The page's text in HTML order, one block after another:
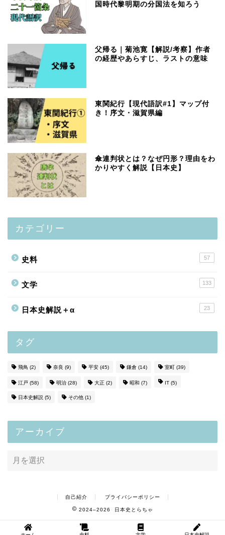
国時代黎明期の分国法を知ろう
父帰る｜菊池寛【解説/考察】作者
の経歴やあらすじ、ラストの意味
東関紀行【現代語訳#1】マップ付
き！序文・滋賀県編
傘連判状とは？なぜ円形？理由をわ
かりやすく解説【日本史】
カテゴリー
史料 57
文学 133
日本史解説＋α 23
タグ
飛鳥 (2) 奈良 (9) 平安 (45) 鎌倉 (14) 室町 (39)
江戸 (58) 明治 (28) 大正 (2) 昭和 (7) IT (5)
日本史解説 (5) その他 (1)
アーカイブ
自己紹介 プライバシーポリシー
2024–2026 日本史とらちゃ